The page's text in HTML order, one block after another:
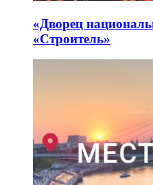
«Дворец
«Строитель»